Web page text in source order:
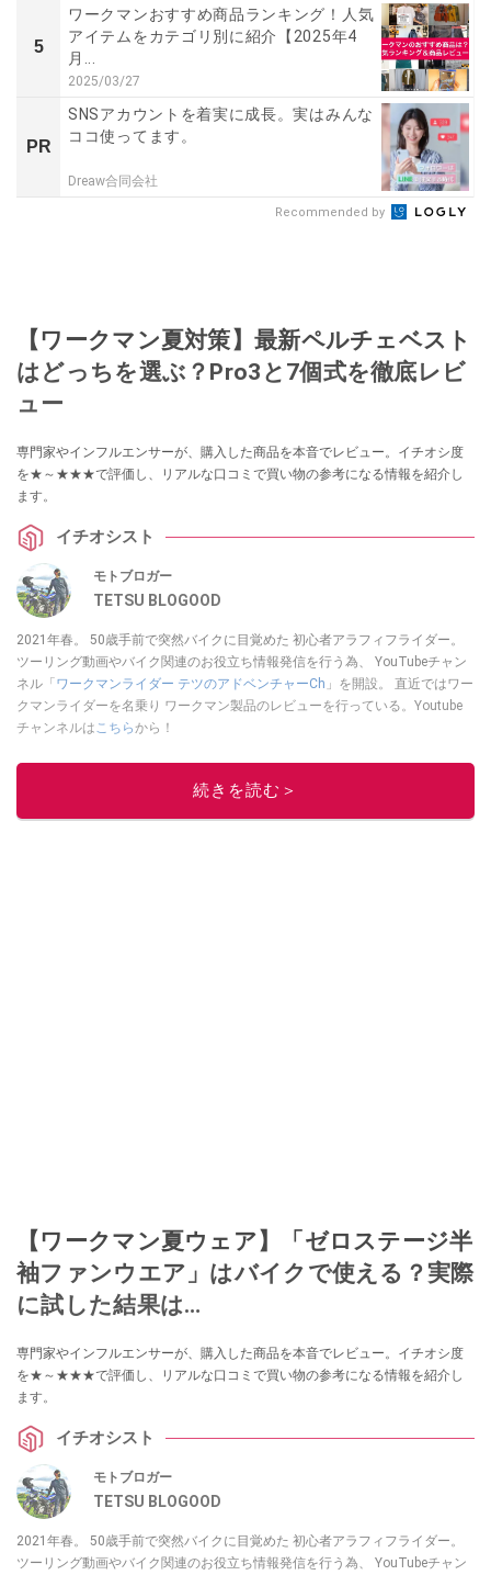
5
ワークマンおすすめ商品ランキング！人気
アイテムをカテゴリ別に紹介【2025年4
月...
2025/03/27
PR
SNSアカウントを着実に成長。実はみんな
ココ使ってます。
Dreaw合同会社
Recommended by
【ワークマン夏対策】最新ペルチェベスト
はどっちを選ぶ？Pro3と7個式を徹底レビ
ュー
専門家やインフルエンサーが、購入した商品を本音でレビュー。イチオシ度
を★～★★★で評価し、リアルな口コミで買い物の参考になる情報を紹介し
ます。
イチオシスト
モトブロガー
TETSU BLOGOOD
2021年春。 50歳手前で突然バイクに目覚めた 初心者アラフィフライダー。
ツーリング動画やバイク関連のお役立ち情報発信を行う為、 YouTubeチャン
ネル「ワークマンライダー テツのアドベンチャーCh 」を開設。 直近ではワー
クマンライダーを名乗り ワークマン製品のレビューを行っている。Youtube
チャンネルはこちらから！
このイチオシストの他の記事を読む
続きを読む＞
【ワークマン夏ウェア】「ゼロステージ半
袖ファンウエア」はバイクで使える？実際
に試した結果は…
専門家やインフルエンサーが、購入した商品を本音でレビュー。イチオシ度
を★～★★★で評価し、リアルな口コミで買い物の参考になる情報を紹介し
ます。
イチオシスト
モトブロガー
TETSU BLOGOOD
2021年春。 50歳手前で突然バイクに目覚めた 初心者アラフィフライダー。
ツーリング動画やバイク関連のお役立ち情報発信を行う為、 YouTubeチャン